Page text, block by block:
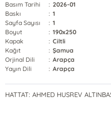
Basım Tarihi
: 2026-01
Baskı
: 1
Sayfa Sayısı
: 1
Boyut
: 190x250
Kapak
: Ciltli
Kağıt
: Şamua
Orjinal Dili
: Arapça
Yayın Dili
: Arapça
HATTAT: AHMED HUSREV